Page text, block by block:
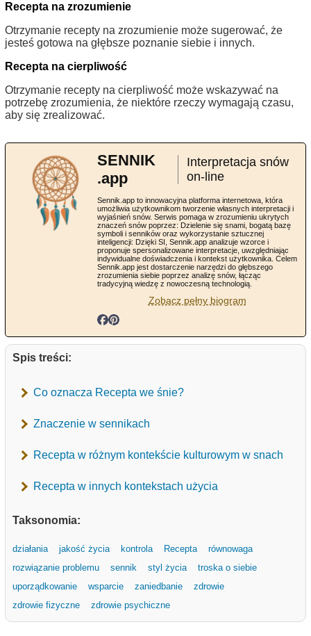
Recepta na zrozumienie
Otrzymanie recepty na zrozumienie może sugerować, że
jesteś gotowa na głębsze poznanie siebie i innych.
Recepta na cierpliwość
Otrzymanie recepty na cierpliwość może wskazywać na
potrzebę zrozumienia, że niektóre rzeczy wymagają czasu,
aby się zrealizować.
SENNIK
.app
Interpretacja snów
on-line
Sennik.app to innowacyjna platforma internetowa, która
umożliwia użytkownikom tworzenie własnych interpretacji i
wyjaśnień snów. Serwis pomaga w zrozumieniu ukrytych
znaczeń snów poprzez: Dzielenie się snami, bogatą bazę
symboli i senników oraz wykorzystanie sztucznej
inteligencji: Dzięki SI, Sennik.app analizuje wzorce i
proponuje spersonalizowane interpretacje, uwzględniając
indywidualne doświadczenia i kontekst użytkownika. Celem
Sennik.app jest dostarczenie narzędzi do głębszego
zrozumienia siebie poprzez analizę snów, łącząc
tradycyjną wiedzę z nowoczesną technologią.
Zobacz pełny biogram
Spis treści:
Co oznacza Recepta we śnie?
Znaczenie w sennikach
Recepta w różnym kontekście kulturowym w snach
Recepta w innych kontekstach użycia
Taksonomia:
działania jakość życia kontrola Recepta
równowaga
rozwiązanie problemu
sennik styl życia
troska o siebie
uporządkowanie
wsparcie zaniedbanie
zdrowie
zdrowie fizyczne
zdrowie psychiczne